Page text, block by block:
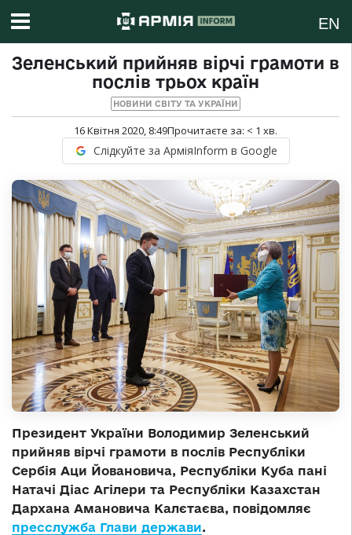
EN
Зеленський прийняв вірчі грамоти в
послів трьох країн
НОВИНИ СВІТУ ТА УКРАЇНИ
16 Квітня 2020, 8:49Прочитаєте за: < 1 хв.
Слідкуйте за АрміяInform в Google
Президент України Володимир Зеленський
прийняв вірчі грамоти в послів Республіки
Сербія Аци Йовановича, Республіки Куба пані
Натачі Діас Агілери та Республіки Казахстан
Дархана Амановича Калєтаєва, повідомляє
пресслужба Глави держави.